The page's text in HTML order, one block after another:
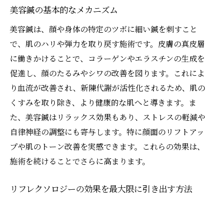
継続的な施術で得られる長期的な効果
血行促進と代謝活性化で美容鍼がもたらす肌の
美容鍼が血行を促進する理由
代謝活性化による肌の改善プロセス
美容鍼でターンオーバーを整える
食事と美容鍼の関係性
健康的なライフスタイルと美容鍼の相乗効
果
日常生活での美容鍼の取り入れ方
リフレクソロジーが心身にもたらすリラクゼー
ション効果とは
美容鍼の基本的なメカニズム
美容鍼は、顔や身体の特定のツボに細い鍼を刺すこと
で、肌のハリや弾力を取り戻す施術です。皮膚の真皮層
に働きかけることで、コラーゲンやエラスチンの生成を
促進し、顔のたるみやシワの改善を図ります。これによ
り血流が改善され、新陳代謝が活性化されるため、肌の
くすみを取り除き、より健康的な肌へと導きます。ま
た、美容鍼はリラックス効果もあり、ストレスの軽減や
自律神経の調整にも寄与します。特に顔面のリフトアッ
プや肌のトーン改善を実感できます。これらの効果は、
施術を続けることでさらに高まります。
リフレクソロジーの効果を最大限に引き出す方法